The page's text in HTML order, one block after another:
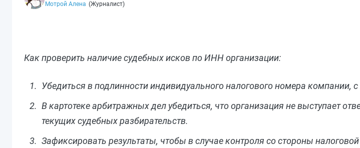
Мотрой Алена (Журналист)
Как проверить наличие судебных исков по ИНН организации:
Убедиться в подлинности индивидуального налогового номера компании,
В картотеке арбитражных дел убедиться, что организация не выступает
текущих судебных разбирательств.
Зафиксировать результаты, чтобы в случае контроля со стороны